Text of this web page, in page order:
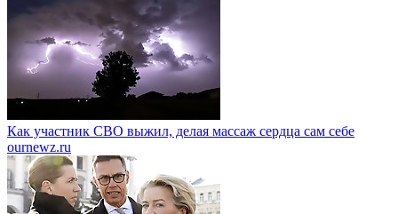
Как участник СВО выжил, делая массаж сердца сам себе
ournewz.ru